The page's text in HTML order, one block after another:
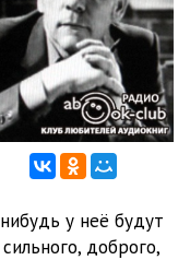
у неё будут
доброго,